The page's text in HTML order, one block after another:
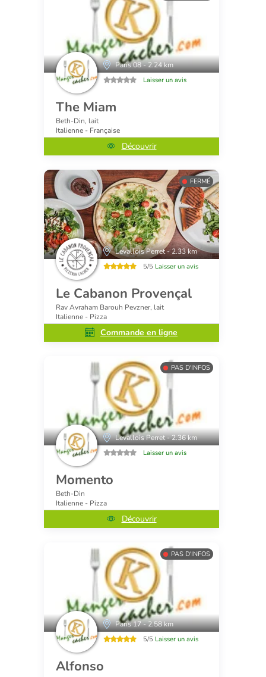
Paris 08 - 2.24 km
Laisser un avis
The Miam
Beth-Din, lait
Italienne - Française
Découvrir
FERMÉ
Levallois Perret - 2.33 km
5/5 Laisser un avis
Le Cabanon Provençal
Rav Avraham Barouh Pevzner, lait
Italienne - Pizza
Commande en ligne
PAS D'INFOS
Levallois Perret - 2.36 km
Laisser un avis
Momento
Beth-Din
Italienne - Pizza
Découvrir
PAS D'INFOS
Paris 17 - 2.58 km
5/5 Laisser un avis
Alfonso